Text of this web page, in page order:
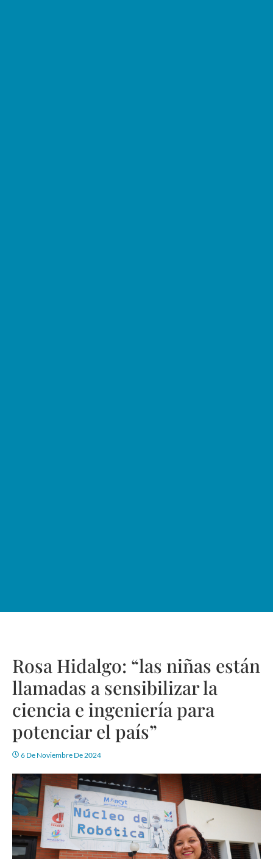
Rosa Hidalgo: “las niñas están
llamadas a sensibilizar la
ciencia e ingeniería para
potenciar el país”
6 De Noviembre De 2024